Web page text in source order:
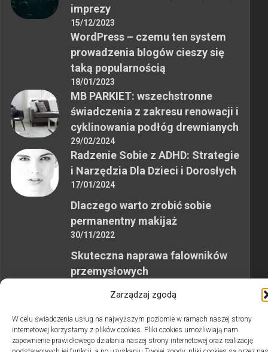
Zarządzaj zgodą
W celu świadczenia usług na najwyższym poziomie w ramach naszej strony
internetowej korzystamy z plików cookies. Pliki cookies umożliwiają nam
zapewnienie prawidłowego działania naszej strony internetowej oraz realizację
imprezy
15/12/2023
WordPress – czemu ten system
prowadzenia blogów cieszy się
taką popularnością
18/01/2023
MB PARKIET: wszechstronne
świadczenia z zakresu renowacji i
cyklinowania podłóg drewnianych
29/02/2024
Radzenie Sobie z ADHD: Strategie
i Narzędzia Dla Dzieci i Dorosłych
17/01/2024
Dlaczego warto zrobić sobie
permanentny makijaż
30/11/2022
Skuteczna naprawa falowników
przemysłowych